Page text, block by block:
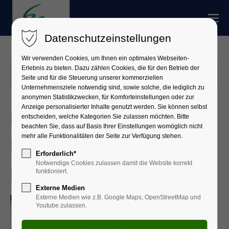
09.10.2025 16:38
Erster Gesundheitstag für
Frauen im Landkreis
Miltenberg
Datenschutzeinstellungen
Wir verwenden Cookies, um Ihnen ein optimales Webseiten-
Erlebnis zu bieten. Dazu zählen Cookies, die für den Betrieb der
Seite und für die Steuerung unserer kommerziellen
Unternehmensziele notwendig sind, sowie solche, die lediglich zu
anonymen Statistikzwecken, für Komforteinstellungen oder zur
Anzeige personalisierter Inhalte genutzt werden. Sie können selbst
entscheiden, welche Kategorien Sie zulassen möchten. Bitte
beachten Sie, dass auf Basis Ihrer Einstellungen womöglich nicht
mehr alle Funktionalitäten der Seite zur Verfügung stehen.
Erforderlich*
Notwendige Cookies zulassen damit die Website korrekt
funktioniert.
Externe Medien
Externe Medien wie z.B. Google Maps, OpenStreetMap und
Youtube zulassen.